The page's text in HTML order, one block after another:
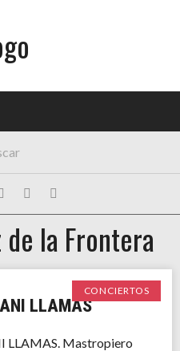
la Frontera
CONCIERTOS
LLAMAS
LLAMAS. Mastropiero